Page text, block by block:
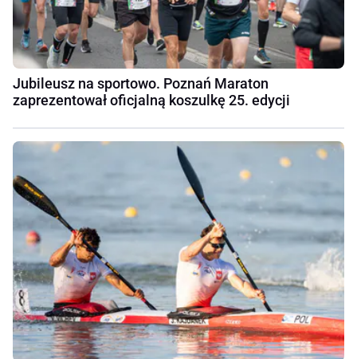
Jubileusz na sportowo. Poznań Maraton
zaprezentował oficjalną koszulkę 25. edycji